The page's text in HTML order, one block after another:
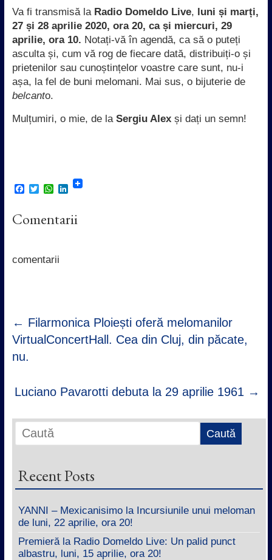
Va fi transmisă la Radio Domeldo Live, luni și marți,
27 și 28 aprilie 2020, ora 20, ca și miercuri, 29
aprilie, ora 10. Notați-vă în agendă, ca să o puteți
asculta și, cum vă rog de fiecare dată, distribuiți-o și
prietenilor sau cunoștințelor voastre care sunt, nu-i
așa, la fel de buni melomani. Mai sus, o bijuterie de
belcanto.
Mulțumiri, o mie, de la Sergiu Alexși dați un semn!
F
e
b
k
T
t
t
W
t
s
p
L
k
e
Comentarii
comentarii
← Filarmonica Ploiești oferă melomanilor
VirtualConcertHall. Cea din Cluj, din păcate,
nu.
Luciano Pavarotti debuta la 29 aprilie 1961 →
Recent Posts
YANNI – Mexicanisimo la Incursiunile unui meloman
de luni, 22 aprilie, ora 20!
Premieră la Radio Domeldo Live: Un palid punct
albastru, luni, 15 aprilie, ora 20!